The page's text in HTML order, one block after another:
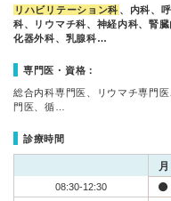
リハビリテーション科 、内科、
科、リウマチ科、神経内科、腎
化器外科、乳腺科…
専門医・資格：
総合内科専門医、リウマチ専門
門医、循…
診療時間
月
08:30-12:30